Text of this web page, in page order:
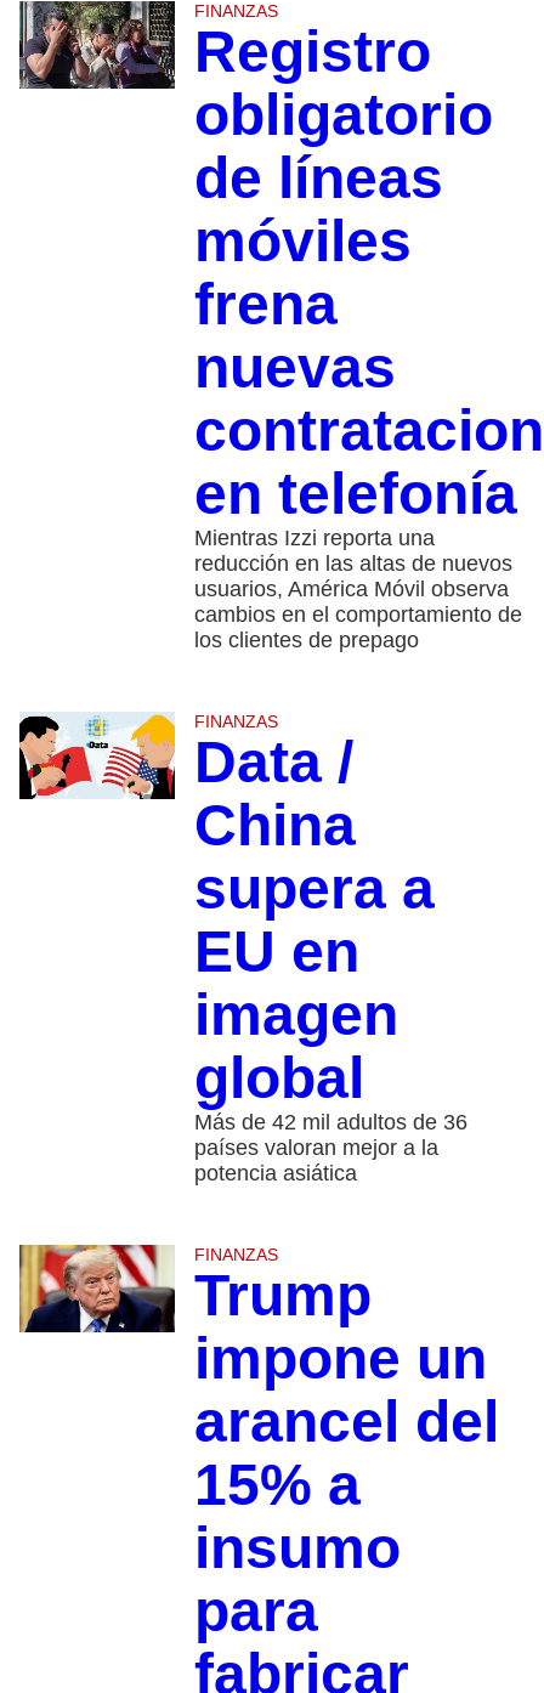
FINANZAS
Registro
obligatorio
de líneas
móviles
frena
nuevas
en telefonía
Mientras Izzi reporta una
reducción en las altas de nuevos
usuarios, América Móvil observa
cambios en el comportamiento de
los clientes de prepago
FINANZAS
Data /
China
supera a
EU en
imagen
global
Más de 42 mil adultos de 36
países valoran mejor a la
potencia asiática
FINANZAS
Trump
impone un
arancel del
15% a
insumo
para
fabricar